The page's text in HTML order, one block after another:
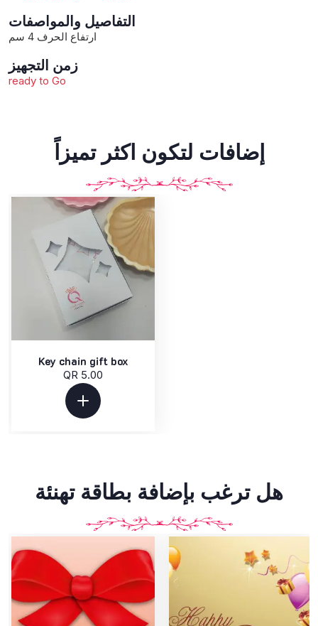
التفاصيل والمواصفات
ارتفاع الحرف 4 سم
زمن التجهيز
ready to Go
إضافات لتكون اكثر تميزاً
Key chain gift box
QR 5.00
هل ترغب بإضافة بطاقة تهنئة